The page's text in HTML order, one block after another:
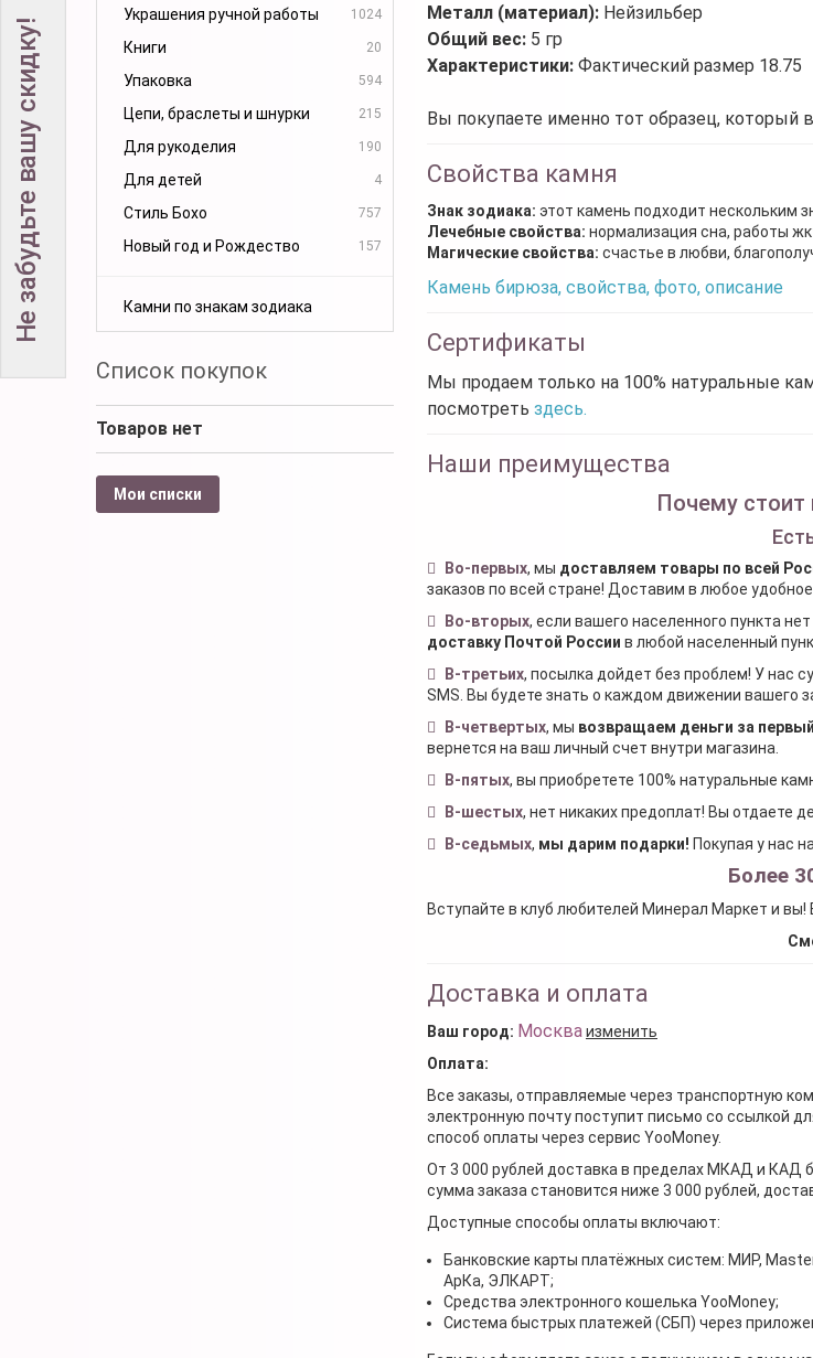
Украшения ручной работы 1024
Книги 20
Упаковка 594
Цепи, браслеты и шнурки 215
Для рукоделия 190
Для детей 4
Стиль Бохо 757
Новый год и Рождество 157
Камни по знакам зодиака
Список покупок
Товаров нет
Мои списки
Металл (материал): Нейзильбер
Общий вес: 5 гр
Характеристики: Фактический размер 18.75
Вы покупаете именно тот образец, который
Свойства камня
Знак зодиака: этот камень подходит нескольким
Лечебные свойства: нормализация сна, работы
Магические свойства: счастье в любви,
Камень бирюза, свойства, фото, описание
Сертификаты
Мы продаем только на 100% натуральные
посмотреть здесь.
Наши преимущества
Почему стоит
Во-первых, мы доставляем товары по всей
заказов по всей стране! Доставим в любое
Во-вторых, если вашего населенного пункта
доставку Почтой России в любой населенный
В-третьих, посылка дойдет без проблем! У нас
SMS. Вы будете знать о каждом движении вашего
В-четвертых, мы возвращаем деньги за
вернется на ваш личный счет внутри магазина.
В-пятых, вы приобретете 100% натуральные
В-шестых, нет никаких предоплат! Вы отдаете
В-седьмых, мы дарим подарки! Покупая у нас
Более
Вступайте в клуб любителей Минерал Маркет и
Доставка и оплата
Ваш город: Москваизменить
Оплата:
Все заказы, отправляемые через транспортную
электронную почту поступит письмо со ссылкой
способ оплаты через сервис YooMoney.
От 3 000 рублей доставка в пределах МКАД и КАД
сумма заказа становится ниже 3 000 рублей,
Доступные способы оплаты включают:
Банковские карты платёжных систем: МИР,
АрКа, ЭЛКАРТ;
Средства электронного кошелька YooMoney;
Система быстрых платежей (СБП) через
Не забудьте вашу скидку!